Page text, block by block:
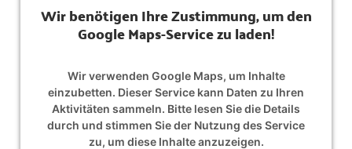
Wir benötigen Ihre Zustimmung, um den
Google Maps-Service zu laden!
Wir verwenden Google Maps, um Inhalte
einzubetten. Dieser Service kann Daten zu Ihren
Aktivitäten sammeln. Bitte lesen Sie die Details
durch und stimmen Sie der Nutzung des Service
zu, um diese Inhalte anzuzeigen.